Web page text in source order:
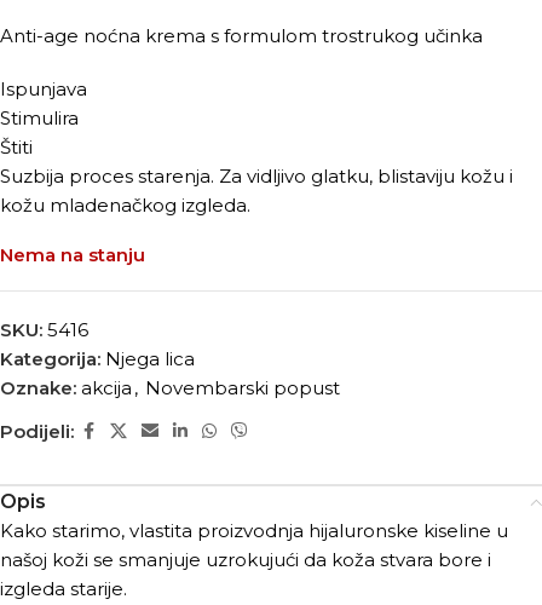
Anti-age noćna krema s formulom trostrukog učinka
Ispunjava
Stimulira
Štiti
Suzbija proces starenja. Za vidljivo glatku, blistaviju kožu i
kožu mladenačkog izgleda.
Nema na stanju
SKU: 5416
Kategorija: Njega lica
Oznake: akcija , Novembarski popust
Podijeli:
Opis
Kako starimo, vlastita proizvodnja hijaluronske kiseline u
našoj koži se smanjuje uzrokujući da koža stvara bore i
izgleda starije.